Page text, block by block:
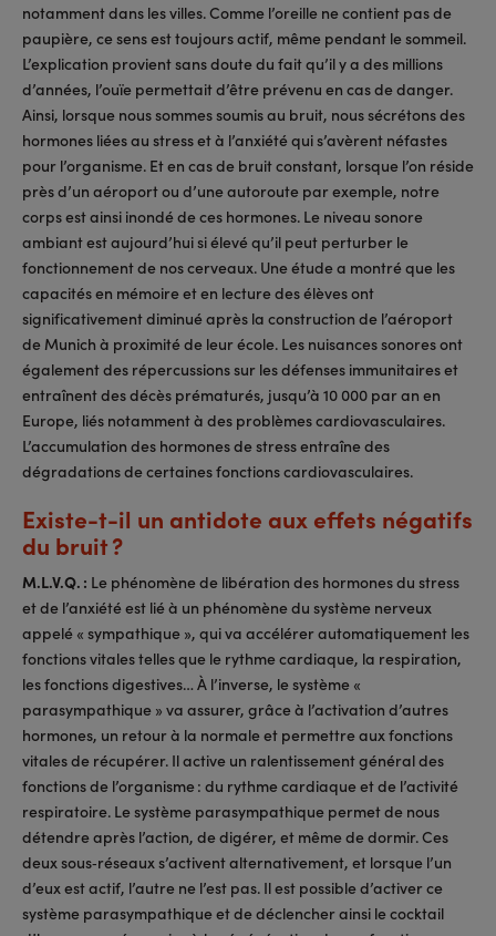
notamment dans les villes. Comme l’oreille ne contient pas de
paupière, ce sens est toujours actif, même pendant le sommeil.
L’explication provient sans doute du fait qu’il y a des millions
d’années, l’ouïe permettait d’être prévenu en cas de danger.
Ainsi, lorsque nous sommes soumis au bruit, nous sécrétons des
hormones liées au stress et à l’anxiété qui s’avèrent néfastes
pour l’organisme. Et en cas de bruit constant, lorsque l’on réside
près d’un aéroport ou d’une autoroute par exemple, notre
corps est ainsi inondé de ces hormones. Le niveau sonore
ambiant est aujourd’hui si élevé qu’il peut perturber le
fonctionnement de nos cerveaux. Une étude a montré que les
capacités en mémoire et en lecture des élèves ont
significativement diminué après la construction de l’aéroport
de Munich à proximité de leur école. Les nuisances sonores ont
également des répercussions sur les défenses immunitaires et
entraînent des décès prématurés, jusqu’à 10 000 par an en
Europe, liés notamment à des problèmes cardiovasculaires.
L’accumulation des hormones de stress entraîne des
dégradations de certaines fonctions cardiovasculaires.
Existe-t-il un antidote aux effets négatifs
du bruit ?
M.L.V.Q. : Le phénomène de libération des hormones du stress
et de l’anxiété est lié à un phénomène du système nerveux
appelé « sympathique », qui va accélérer automatiquement les
fonctions vitales telles que le rythme cardiaque, la respiration,
les fonctions digestives… À l’inverse, le système «
parasympathique » va assurer, grâce à l’activation d’autres
hormones, un retour à la normale et permettre aux fonctions
vitales de récupérer. Il active un ralentissement général des
fonctions de l’organisme : du rythme cardiaque et de l’activité
respiratoire. Le système parasympathique permet de nous
détendre après l’action, de digérer, et même de dormir. Ces
deux sous‐réseaux s’activent alternativement, et lorsque l’un
d’eux est actif, l’autre ne l’est pas. Il est possible d’activer ce
système parasympathique et de déclencher ainsi le cocktail